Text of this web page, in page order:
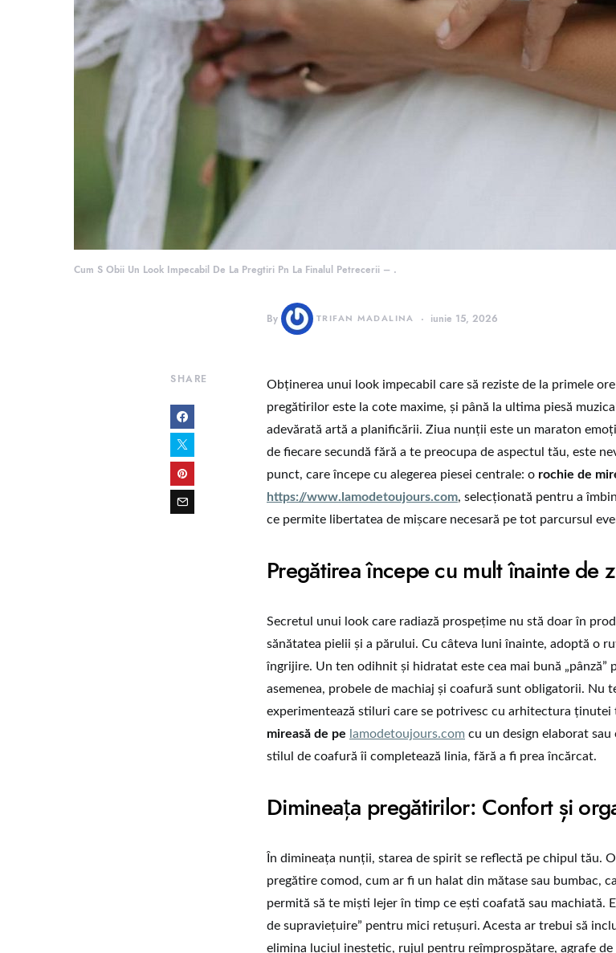
Cum S Obii Un Look Impecabil De La Pregtiri Pn La Finalul Petrecerii – .
By TRIFAN MADALINA iunie 15, 2026
SHARE
Obținerea unui look impecabil care să reziste de la primele
pregătirilor este la cote maxime, și până la ultima piesă
adevărată artă a planificării. Ziua nunții este un maraton
de fiecare secundă fără a te preocupa de aspectul tău, este
punct, care începe cu alegerea piesei centrale: o rochie de
https://www.lamodetoujours.com, selecționată pentru a
ce permite libertatea de mișcare necesară pe tot parcursul
Pregătirea începe cu mult înainte de
Secretul unui look care radiază prospețime nu stă doar în
sănătatea pielii și a părului. Cu câteva luni înainte, adoptă o
îngrijire. Un ten odihnit și hidratat este cea mai bună
asemenea, probele de machiaj și coafură sunt obligatorii. Nu
experimentează stiluri care se potrivesc cu arhitectura ținutei
mireasă de pe lamodetoujours.com cu un design elaborat
stilul de coafură îi completează linia, fără a fi prea încărcat.
Dimineața pregătirilor: Confort și
În dimineața nunții, starea de spirit se reflectă pe chipul tău.
pregătire comod, cum ar fi un halat din mătase sau bumbac,
permită să te miști lejer în timp ce ești coafată sau machiată.
de supraviețuire” pentru mici retușuri. Acesta ar trebui să
elimina luciul inestetic, rujul pentru reîmprospătare, agrafe